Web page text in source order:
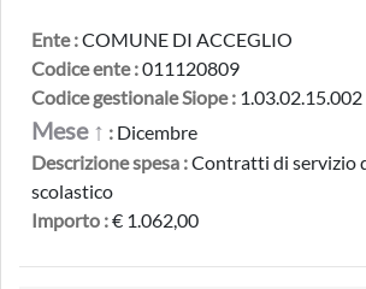
Ente :COMUNE DI ACCEGLIO
Codice ente :011120809
Codice gestionale Siope : 1.03.02.15.002
Mese ↑ : Dicembre
Descrizione spesa :Contratti di servizio
scolastico
Importo :€ 1.062,00